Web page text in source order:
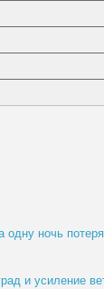
ночь
и усиление